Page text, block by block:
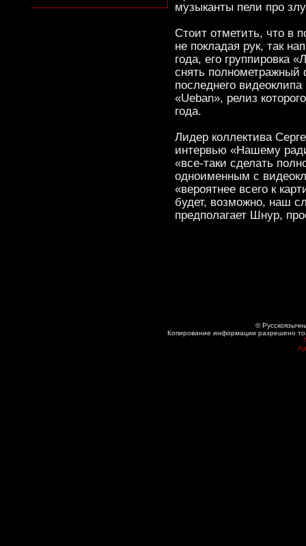
музыканты пели про
Стоит отметить, что в
не покладая рук, так
года, его группировка
снять
последнего
«Ueban», релиз
года.
Лидер коллектива
интервью «Нашему
«все-таки сделать
одноименным с
«вероятнее всего к
будет, возможно, наш
предполагает Шнур,
©
Копирование информации разрешено